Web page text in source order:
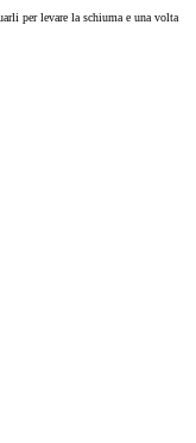
per levare la schiuma e una volta